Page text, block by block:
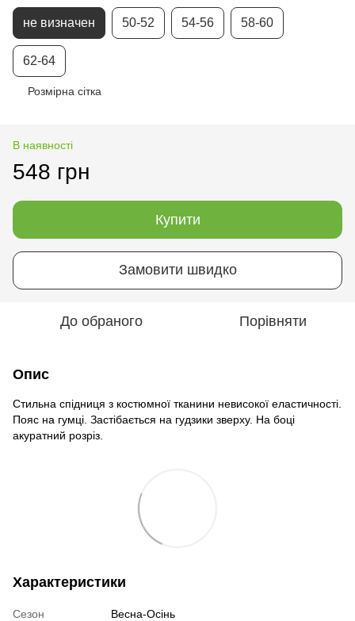
не визначен 50-52 54-56 58-60
62-64
Розмірна сітка
В наявності
548 грн
Купити
Замовити швидко
До обраного Порівняти
Опис
Стильна спідниця з костюмної тканини невисокої еластичності.
Пояс на гумці. Застібається на гудзики зверху. На боці
акуратний розріз.
Характеристики
Сезон
Весна-Осінь